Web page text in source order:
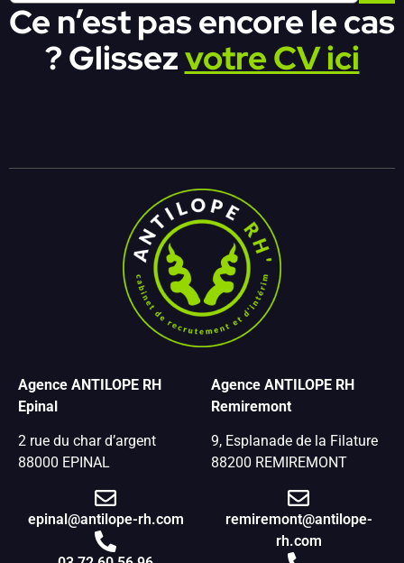
Ce n’est pas encore le cas
? Glissezvotre CV ici
Agence ANTILOPE RH
Epinal
2 rue du char d’argent
88000 EPINAL
epinal@antilope-rh.com
Agence ANTILOPE RH
Remiremont
9, Esplanade de la Filature
88200 REMIREMONT
remiremont@antilope-
rh.com